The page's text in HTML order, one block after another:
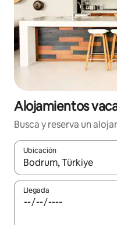
Alojamientos
Busca y reserva un
Ubicación
Cuando los resultados
Llegada